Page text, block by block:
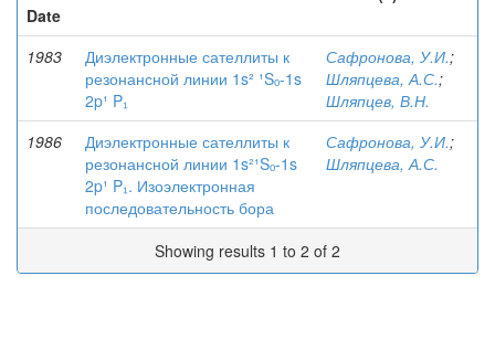
Date
1983
Диэлектронные сателлиты к
резонансной линии 1s² ¹Sₒ-1s
2p¹ P₁
Сафронова, У.И.;
Шляпцева, А.С.;
Шляпцев, В.Н.
1986
Диэлектронные сателлиты к
резонансной линии 1s²¹Sₒ-1s
2p¹ P₁. Изоэлектронная
последовательность бора
Сафронова, У.И.;
Шляпцева, А.С.
Showing results 1 to 2 of 2